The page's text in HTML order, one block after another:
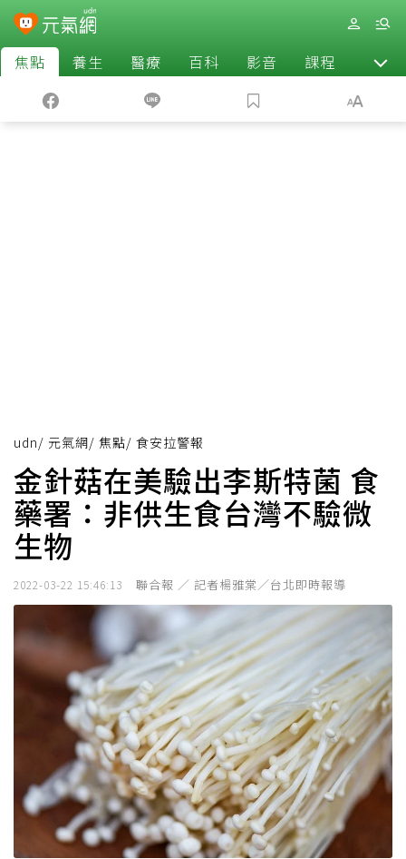
焦點 養生 醫療 百科 影音 課程 退休
udn/ 元氣網/ 焦點/ 食安拉警報
金針菇在美驗出李斯特菌 食
藥署：非供生食台灣不驗微
生物
2022-03-22 15:46:13 聯合報 ／ 記者楊雅棠／台北即時報導